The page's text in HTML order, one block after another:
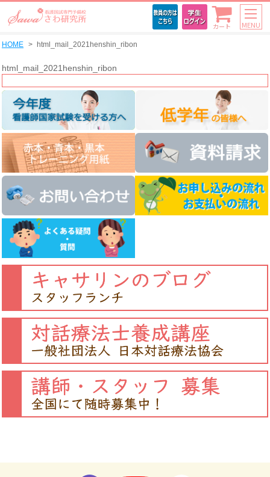
カート MENU
HOME html_mail_2021henshin_ribon
html_mail_2021henshin_ribon